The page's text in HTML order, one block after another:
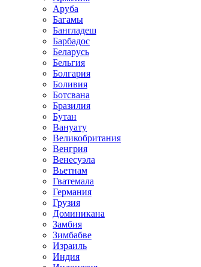
Аруба
Багамы
Бангладеш
Барбадос
Беларусь
Бельгия
Болгария
Боливия
Ботсвана
Бразилия
Бутан
Вануату
Великобритания
Венгрия
Венесуэла
Вьетнам
Гватемала
Германия
Грузия
Доминикана
Замбия
Зимбабве
Израиль
Индия